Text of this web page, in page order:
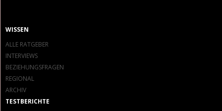
WISSEN
ALLE RATGEBER
INTERVIEWS
BEZIEHUNGSFRAGEN
REGIONAL
ARCHIV
TESTBERICHTE